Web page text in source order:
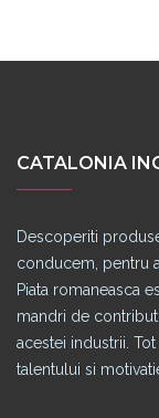
CATALONIA
Descoperiti
conducem, pentru
Piata romaneasca
mandri de
acestei industrii.
talentului si